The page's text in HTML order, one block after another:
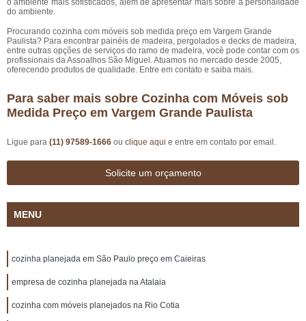
o ambiente mais sofisticados, além de apresentar mais sobre a personalidade
do ambiente.
Procurando cozinha com móveis sob medida preço em Vargem Grande
Paulista? Para encontrar painéis de madeira, pergolados e decks de madeira,
entre outras opções de serviços do ramo de madeira, você pode contar com os
profissionais da Assoalhos São Miguel. Atuamos no mercado desde 2005,
oferecendo produtos de qualidade. Entre em contato e saiba mais.
Para saber mais sobre Cozinha com Móveis sob
Medida Preço em Vargem Grande Paulista
Ligue para (11) 97589-1666 ou clique aqui e entre em contato por email.
Solicite um orçamento
MENU
cozinha planejada em São Paulo preço em Caieiras
empresa de cozinha planejada na Atalaia
cozinha com móveis planejados na Rio Cotia